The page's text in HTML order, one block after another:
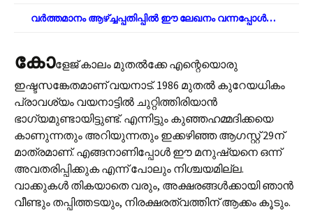
വർത്തമാനം ആഴ്ച്ചപ്പതിപ്പിൽ ഈ ലേഖനം വന്നപ്പോൾ…
കോളേജ് കാലം മുതല്‍ക്കേ എന്റെയൊരു
ഇഷ്ടസങ്കേതമാണ് വയനാട്. 1986 മുതല്‍ കുറേയധികം
പ്രാവശ്യം വയനാട്ടില്‍ ചുറ്റിത്തിരിയാന്‍
ഭാഗ്യമുണ്ടായിട്ടുണ്ട്. എന്നിട്ടും കുഞ്ഞഹമ്മദിക്കയെ
കാണുന്നതും അറിയുന്നതും ഇക്കഴിഞ്ഞ ആഗസ്റ്റ് 29ന്
മാത്രമാണ്. എങ്ങനാണിപ്പോള്‍ ഈ മനുഷ്യനെ ഒന്ന്
അവതരിപ്പിക്കുക എന്ന് പോലും നിശ്ചയമില്ല.
വാക്കുകള്‍ തികയാതെ വരും, അക്ഷരങ്ങള്‍ക്കായി ഞാന്‍
വീണ്ടും തപ്പിത്തടയും, നിരക്ഷരത്വത്തിന് ആക്കം കൂടും.